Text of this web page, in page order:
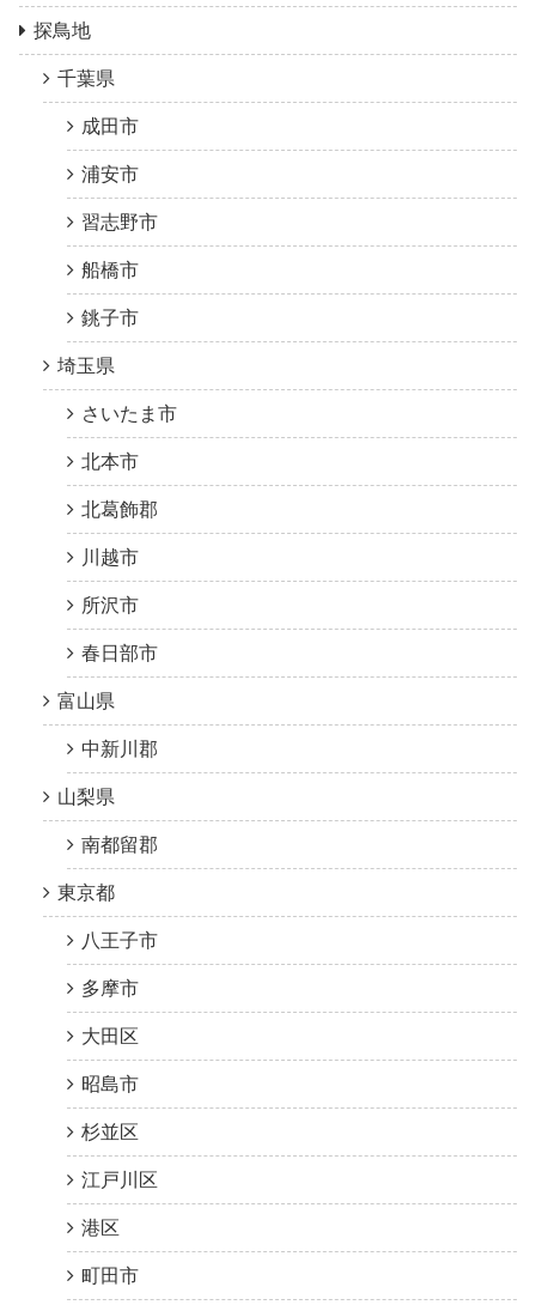
探鳥地
千葉県
成田市
浦安市
習志野市
船橋市
銚子市
埼玉県
さいたま市
北本市
北葛飾郡
川越市
所沢市
春日部市
富山県
中新川郡
山梨県
南都留郡
東京都
八王子市
多摩市
大田区
昭島市
杉並区
江戸川区
港区
町田市